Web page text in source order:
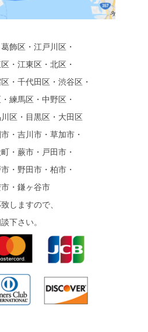
飾区・江戸川区・
・江東区・北区・
・千代田区・渋谷区・
練馬区・中野区・
区・目黒区・大田区
・吉川市・草加市・
・蕨市・戸田市・
・野田市・柏市・
・鎌ヶ谷市
しますので、
下さい。